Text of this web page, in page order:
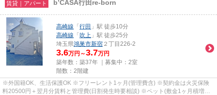
賃貸｜アパート b’CASA行田re-born
高崎線 「 行田 」駅 徒歩10分
高崎線 「 吹上 」駅 徒歩25分
埼玉県鴻巣市新宿 ２丁目226-2
3.6万円～3.7万円
築年数：築37年 ｜募集中： 2室
階数：2階建
※外国籍OK、生活保護OK ※フリーレント1ヶ月(管理費含) ※契約金は火災保険
料20500円＋翌月分賃料と管理費(日割発生時要相談) ※ペット(敷金1ヶ月積増償